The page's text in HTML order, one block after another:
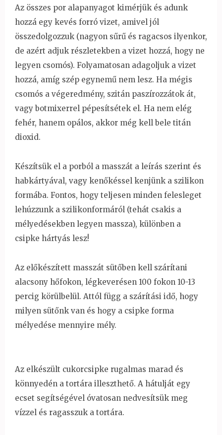
Az összes por alapanyagot kimérjük és adunk
hozzá egy kevés forró vizet, amivel jól
összedolgozzuk (nagyon sűrű és ragacsos ilyenkor,
de azért adjuk részletekben a vizet hozzá, hogy ne
legyen csomós). Folyamatosan adagoljuk a vizet
hozzá, amíg szép egynemű nem lesz. Ha mégis
csomós a végeredmény, szitán paszírozzátok át,
vagy botmixerrel pépesítsétek el. Ha nem elég
fehér, hanem opálos, akkor még kell bele titán
dioxid.
Készítsük el a porból a masszát a leírás szerint és
habkártyával, vagy kenőkéssel kenjünk a szilikon
formába. Fontos, hogy teljesen minden felesleget
lehúzzunk a szilikonformáról (tehát csakis a
mélyedésekben legyen massza), különben a
csipke hártyás lesz!
Az előkészített masszát sütőben kell szárítani
alacsony hőfokon, légkeverésen 100 fokon 10-13
percig körülbelül. Attól függ a szárítási idő, hogy
milyen sütőnk van és hogy a csipke forma
mélyedése mennyire mély.
Az elkészült cukorcsipke rugalmas marad és
könnyedén a tortára illeszthető. A hátulját egy
ecset segítségével óvatosan nedvesítsük meg
vízzel és ragasszuk a tortára.